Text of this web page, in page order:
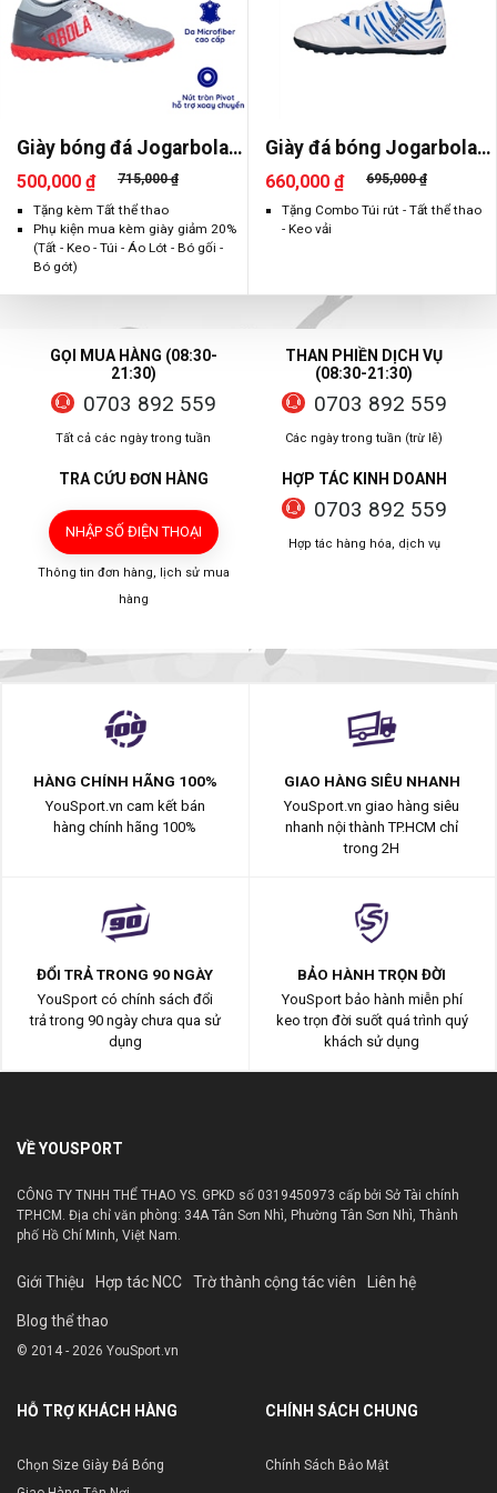
Giày bóng đá Jogarbola
Colorlux 2.0 Ultra
500,000 ₫
715,000 ₫
Tặng kèm Tất thể thao
Phụ kiện mua kèm giày giảm 20%
(Tất - Keo - Túi - Áo Lót - Bó gối -
Bó gót)
Giày đá bóng Jogarbola
Hi-Tek
660,000 ₫
695,000 ₫
Tặng Combo Túi rút - Tất thể thao
- Keo vải
GỌI MUA HÀNG (08:30-
21:30)
0703 892 559
Tất cả các ngày trong tuần
THAN PHIỀN DỊCH VỤ
(08:30-21:30)
0703 892 559
Các ngày trong tuần (trừ lễ)
TRA CỨU ĐƠN HÀNG
NHẬP SỐ ĐIỆN THOẠI
Thông tin đơn hàng, lịch sử mua
hàng
HỢP TÁC KINH DOANH
0703 892 559
Hợp tác hàng hóa, dịch vụ
HÀNG CHÍNH HÃNG 100%
YouSport.vn cam kết bán
hàng chính hãng 100%
GIAO HÀNG SIÊU NHANH
YouSport.vn giao hàng siêu
nhanh nội thành TP.HCM chỉ
trong 2H
ĐỔI TRẢ TRONG 90 NGÀY
YouSport có chính sách đổi
trả trong 90 ngày chưa qua sử
dụng
BẢO HÀNH TRỌN ĐỜI
YouSport bảo hành miễn phí
keo trọn đời suốt quá trình quý
khách sử dụng
VỀ YOUSPORT
CÔNG TY TNHH THỂ THAO YS. GPKD số 0319450973 cấp bởi Sở Tài chính
TP.HCM. Địa chỉ văn phòng: 34A Tân Sơn Nhì, Phường Tân Sơn Nhì, Thành
phố Hồ Chí Minh, Việt Nam.
Giới Thiệu Hợp tác NCC Trờ thành cộng tác viên Liên hệ
Blog thể thao
© 2014 - 2026 YouSport.vn
HỖ TRỢ KHÁCH HÀNG
Chọn Size Giày Đá Bóng
CHÍNH SÁCH CHUNG
Chính Sách Bảo Mật